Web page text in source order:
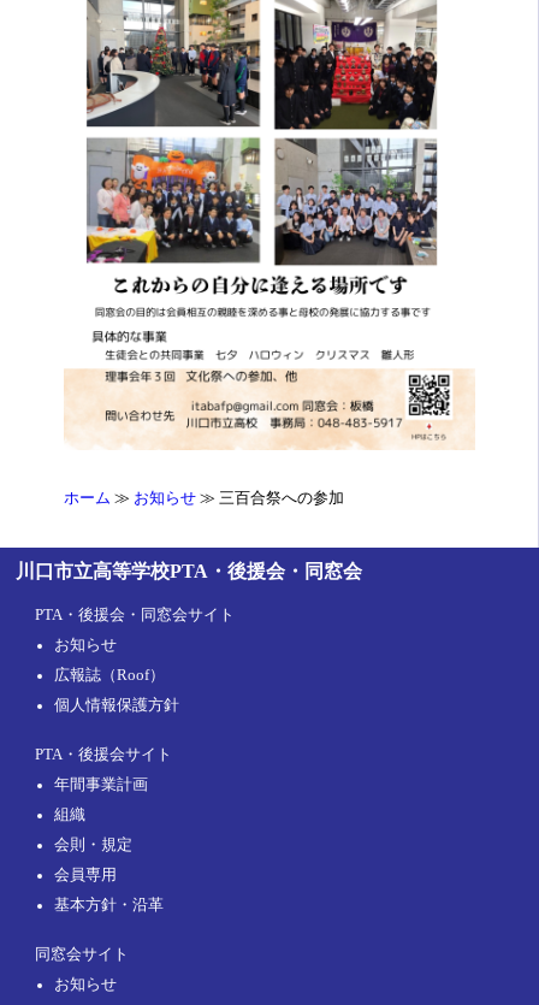
ホーム お知らせ 三百合祭への参加
川口市立高等学校PTA・後援会・同窓会
PTA・後援会・同窓会サイト
お知らせ
広報誌（Roof）
個人情報保護方針
PTA・後援会サイト
年間事業計画
組織
会則・規定
会員専用
基本方針・沿革
同窓会サイト
お知らせ